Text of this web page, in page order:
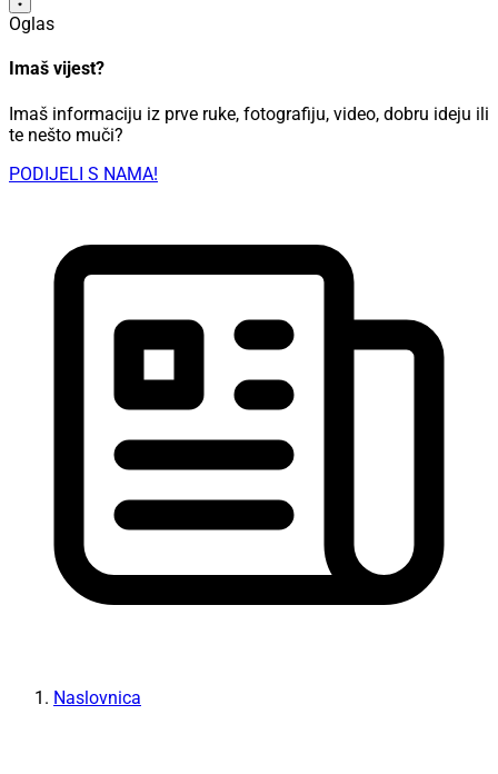
Oglas
Imaš vijest?
Imaš informaciju iz prve ruke, fotografiju, video, dobru ideju ili
te nešto muči?
PODIJELI S NAMA!
Naslovnica